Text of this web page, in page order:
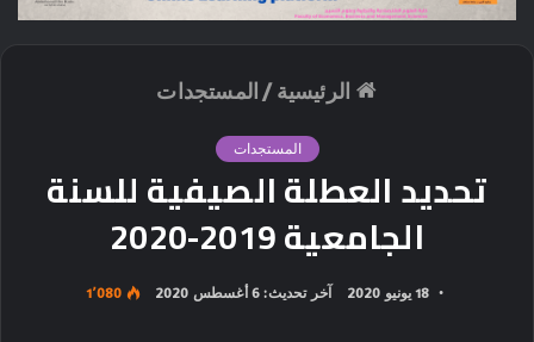
الرئيسية / المستجدات
المستجدات
تحديد العطلة الصيفية للسنة
الجامعية 2019-2020
18 يونيو 2020 آخر تحديث: 6 أغسطس 2020 1٬080